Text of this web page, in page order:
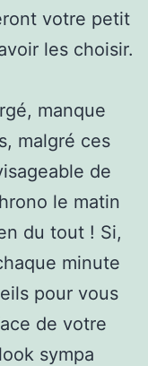
votre petit
les choisir.
manque
malgré ces
de
le matin
du tout ! Si,
minute
pour vous
de votre
sympa